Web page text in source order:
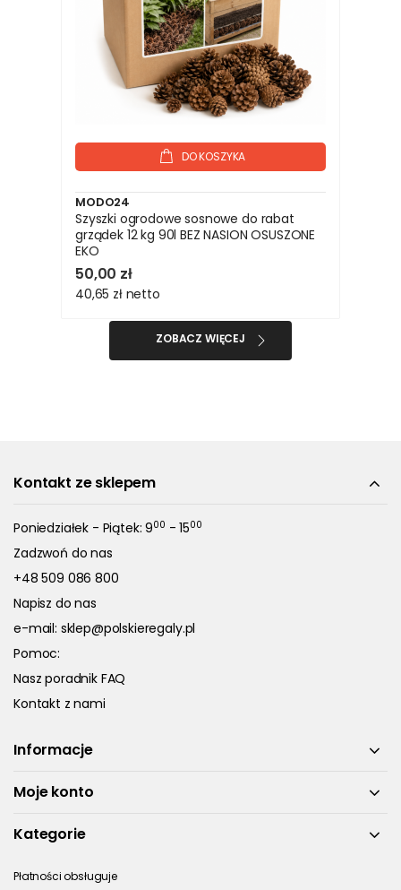
DO KOSZYKA
MODO24
Szyszki ogrodowe sosnowe do rabat
grządek 12 kg 90l BEZ NASION OSUSZONE
EKO
50,00 zł
40,65 zł netto
ZOBACZ WIĘCEJ
Kontakt ze sklepem
Poniedziałek - Piątek: 900 - 1500
Zadzwoń do nas
+48 509 086 800
Napisz do nas
e-mail: sklep@polskieregaly.pl
Pomoc:
Nasz poradnik FAQ
Kontakt z nami
Informacje
Moje konto
Kategorie
Płatności obsługuje